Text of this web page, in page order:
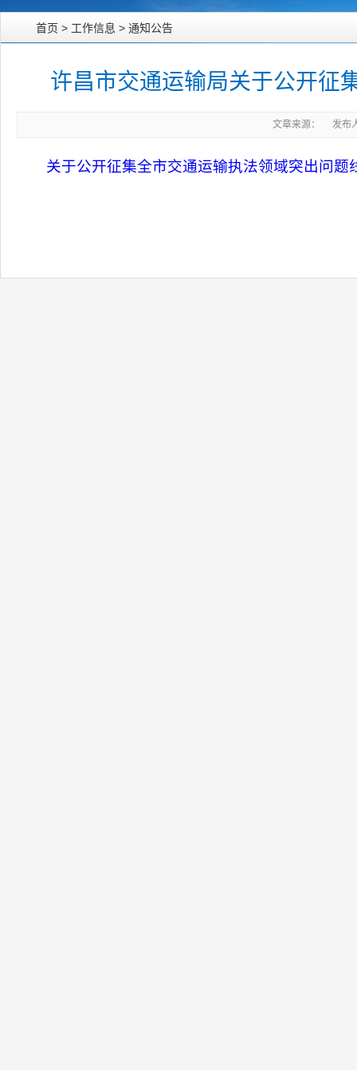
首页 > 工作信息 > 通知公告
许昌市交通运输局关于公开征
文章来源： 发布
关于公开征集全市交通运输执法领域突出问题